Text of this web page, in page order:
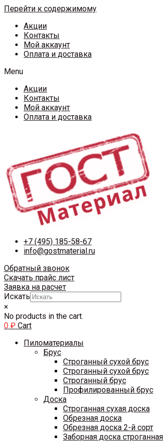
Перейти к содержимому
Акции
Контакты
Мой аккаунт
Оплата и доставка
Menu
Акции
Контакты
Мой аккаунт
Оплата и доставка
+7 (495) 185-58-67
info@gostmaterial.ru
Обратный звонок
Скачать прайс лист
Заявка на расчет
Искать
×
No products in the cart.
0 ₽ Cart
Пиломатериалы
Брус
Строганный сухой брус
Строганный сухой брус
Строганный брус
Профилированный брус
Доска
Строганная сухая доска
Обрезная доска
Обрезная доска 2-й сорт
Заборная доска строганная